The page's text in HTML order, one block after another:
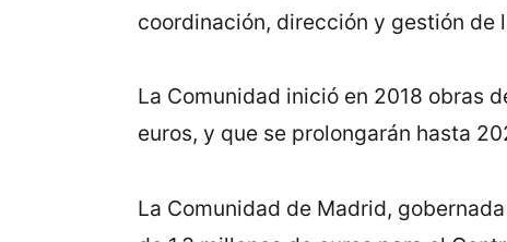
coordinación, dirección y gestión de
La Comunidad inició en 2018 obras
euros, y que se prolongarán hasta
La Comunidad de Madrid,